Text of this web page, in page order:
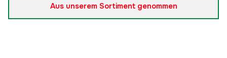
Aus unserem Sortiment genommen